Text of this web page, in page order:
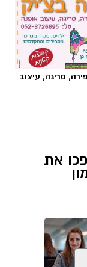
סריגה, עיצוב
שהפכו את